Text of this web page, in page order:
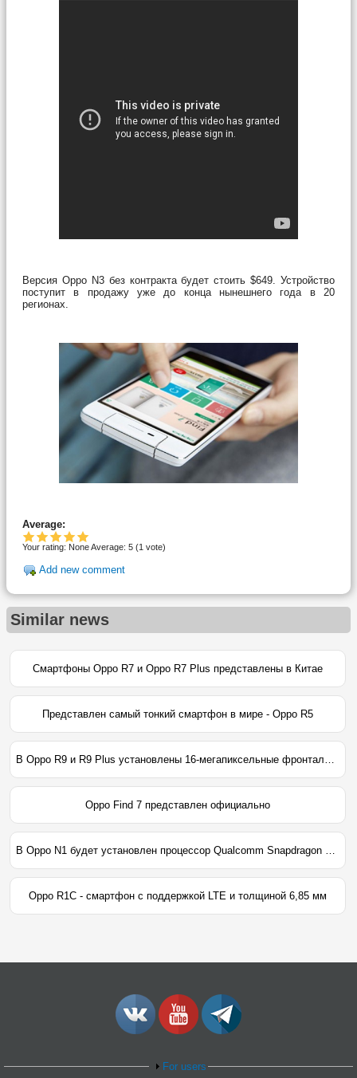
Версия Oppo N3 без контракта будет стоить $649. Устройство
поступит в продажу уже до конца нынешнего года в 20
регионах.
Average:
Your rating: NoneAverage: 5 (1 vote)
Add new comment
Similar news
Смартфоны Oppo R7 и Oppo R7 Plus представлены в Китае
Представлен самый тонкий смартфон в мире - Oppo R5
Oppo Find 7 представлен официально
Oppo R1C - смартфон с поддержкой LTE и толщиной 6,85 мм
For users